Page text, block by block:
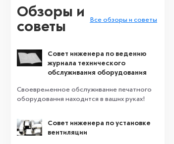
Обзоры и
советы
Все обзоры и советы
Совет инженера по ведению
журнала технического
обслуживания оборудования
Своевременное обслуживание печатного
оборудования находится в ваших руках!
Совет инженера по установке
вентиляции